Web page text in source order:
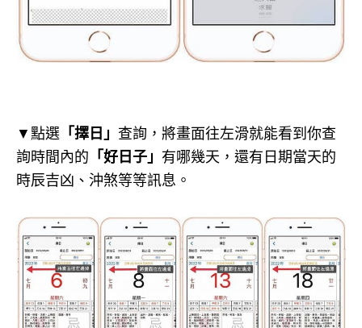
▼點選 「擇日」 查詢，將畫面往左滑就能看到你查
詢時間內的 「好日子」 有哪幾天，還有日期當天的
時辰吉凶、沖煞等等訊息。